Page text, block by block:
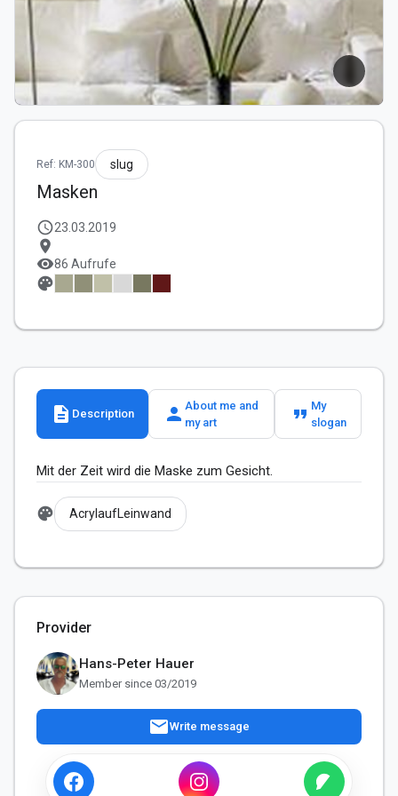
Ref: KM-300 slug
Masken
schedule23.03.2019
location_on
visibility86 Aufrufe
palette
description Description person About me and
my art
format_quote My
slogan
Mit der Zeit wird die Maske zum Gesicht.
palette AcrylaufLeinwand
Provider
Hans-Peter Hauer
Member since 03/2019
mailWrite message